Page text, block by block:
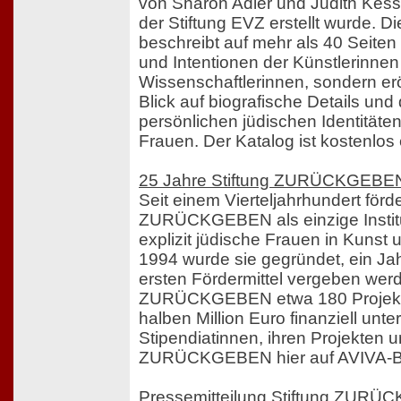
der Stiftung EVZ erstellt wurde.
beschreibt auf mehr als 40
und Intentionen der
Wissenschaftlerinnen, sondern
Blick auf biografische Details und
persönlichen jüdischen
Frauen. Der Katalog ist kostenlos
25 Jahre Stiftung
Seit einem Vierteljahrhundert
ZURÜCKGEBEN als einzige
explizit jüdische Frauen in Kunst
1994 wurde sie gegründet, ein
ersten Fördermittel vergeben
ZURÜCKGEBEN etwa 180
halben Million Euro finanziell
Stipendiatinnen, ihren Projekten
ZURÜCKGEBEN hier auf AVIVA-